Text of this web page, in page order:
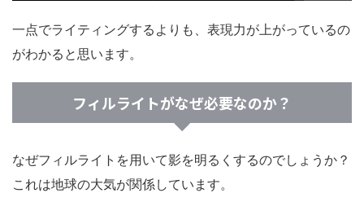
一点でライティングするよりも、表現力が上がっているの
がわかると思います。
フィルライトがなぜ必要なのか？
なぜフィルライトを用いて影を明るくするのでしょうか？
これは地球の大気が関係しています。